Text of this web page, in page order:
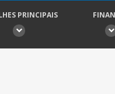
PRINCIPAIS